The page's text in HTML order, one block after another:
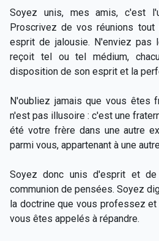
Soyez unis, mes amis, c'est
Proscrivez de vos réunions
esprit de jalousie. N'enviez pas
reçoit tel ou tel médium,
disposition de son esprit et la
N'oubliez jamais que vous êtes
n'est pas illusoire : c'est une
été votre frère dans une autre
parmi vous, appartenant à une
Soyez donc unis d'esprit et
communion de pensées. Soyez
la doctrine que vous professez
vous êtes appelés à répandre.